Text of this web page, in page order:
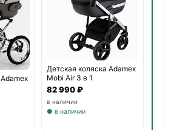
Детская коляска Adamex
Mobi Air 3 в 1
82 990 ₽
в наличии
● в наличии